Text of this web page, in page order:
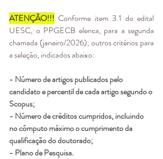
ATENÇÃO!!! Conforme item 3.1 do edital
UESC, o PPGECB elenca, para a segunda
chamada (janeiro/2026), outros critérios para
a seleção, indicados abaixo:
- Número de artigos publicados pelo
candidato e percentil de cada artigo segundo o
Scopus;
- Número de créditos cumpridos, incluindo
no cômputo máximo o cumprimento da
qualificação do doutorado;
- Plano de Pesquisa.